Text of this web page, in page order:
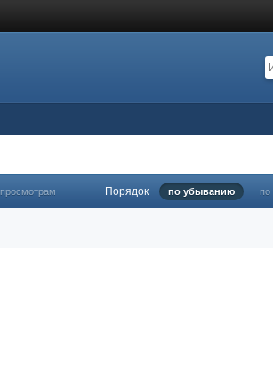
просмотрам Порядок по убыванию по